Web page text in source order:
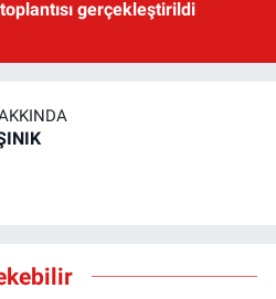
toplantısı gerçekleştirildi